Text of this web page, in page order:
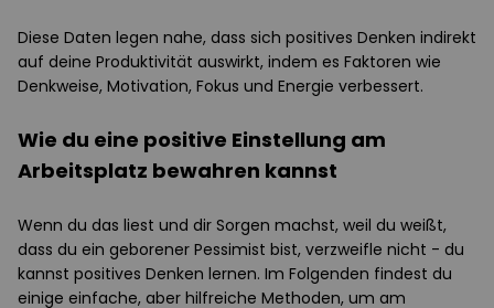
Diese Daten legen nahe, dass sich positives Denken indirekt
auf deine Produktivität auswirkt, indem es Faktoren wie
Denkweise, Motivation, Fokus und Energie verbessert.
Wie du eine positive Einstellung am
Arbeitsplatz bewahren kannst
Wenn du das liest und dir Sorgen machst, weil du weißt,
dass du ein geborener Pessimist bist, verzweifle nicht - du
kannst positives Denken lernen. Im Folgenden findest du
einige einfache, aber hilfreiche Methoden, um am